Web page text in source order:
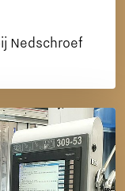
Nedschroef